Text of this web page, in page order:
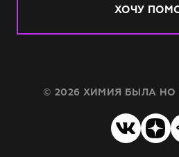
ХОЧУ
© 2026 ХИМИЯ БЫЛА НО